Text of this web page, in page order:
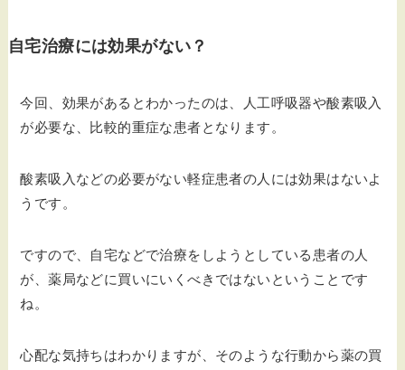
自宅治療には効果がない？
今回、効果があるとわかったのは、人工呼吸器や酸素吸入
が必要な、比較的重症な患者となります。
酸素吸入などの必要がない軽症患者の人には効果はないよ
うです。
ですので、自宅などで治療をしようとしている患者の人
が、薬局などに買いにいくべきではないということです
ね。
心配な気持ちはわかりますが、そのような行動から薬の買